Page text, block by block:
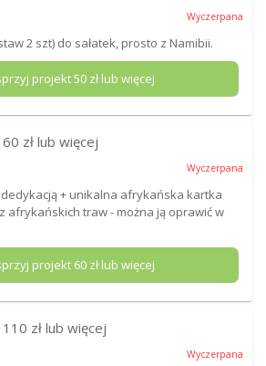
Wyczerpana
2 szt) do sałatek, prosto z Namibii.
projekt50 zł lub więcej
60 zł lub więcej
Wyczerpana
dedykacją + unikalna afrykańska kartka
afrykańskich traw - można ją oprawić w
projekt 60 zł lub więcej
110 zł lub więcej
Wyczerpana